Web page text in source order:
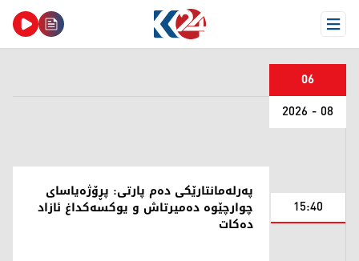
Open Menu
06
08 - 2026
15:40
پەرلەمانتارێکی دەم پارتی: پڕۆژەیاسای
چوارچێوە دەمیرتاش و یوکسەکداغ ئازاد
دەکات